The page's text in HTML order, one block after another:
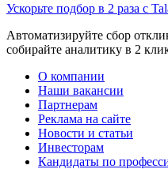
Ускорьте подбор в 2 раза с
Автоматизируйте сбор
собирайте аналитику в 2
О компании
Наши вакансии
Партнерам
Реклама на сайте
Новости и статьи
Инвесторам
Кандидаты по